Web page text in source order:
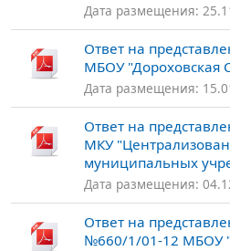
Дата размещения:
Ответ на
МБОУ
Дата размещения:
Ответ на
МКУ
муниципальных
Дата размещения:
Ответ на
№660/1/01-12 МБОУ